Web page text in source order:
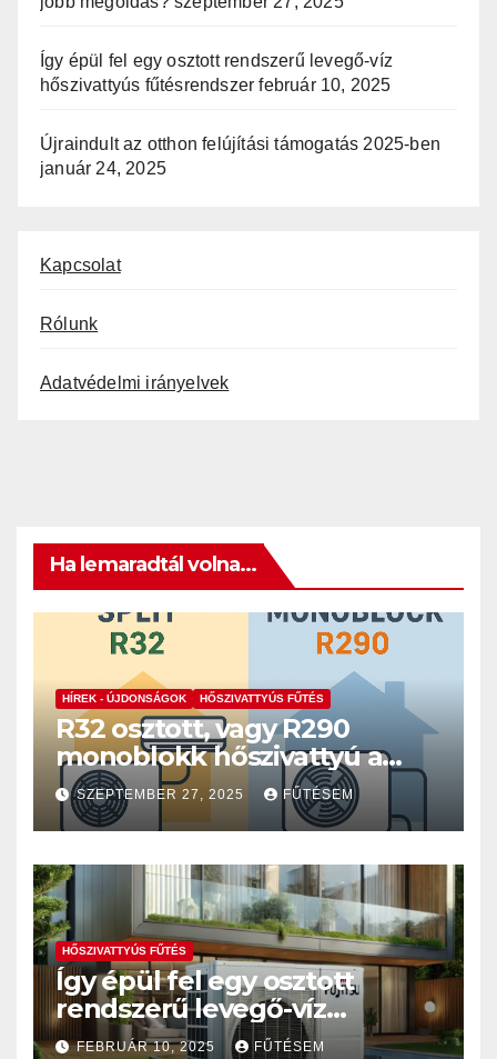
Így épül fel egy osztott rendszerű levegő-víz
hőszivattyús fűtésrendszer február 10, 2025
Újraindult az otthon felújítási támogatás 2025-ben
január 24, 2025
Kapcsolat
Rólunk
Adatvédelmi irányelvek
Ha lemaradtál volna...
HÍREK - ÚJDONSÁGOK HŐSZIVATTYÚS FŰTÉS
R32 osztott, vagy R290
monoblokk hőszivattyú a
jobb megoldás?
SZEPTEMBER 27, 2025 FŰTÉSEM
HŐSZIVATTYÚS FŰTÉS
Így épül fel egy osztott
rendszerű levegő-víz
hőszivattyús fűtésrendszer
FEBRUÁR 10, 2025 FŰTÉSEM